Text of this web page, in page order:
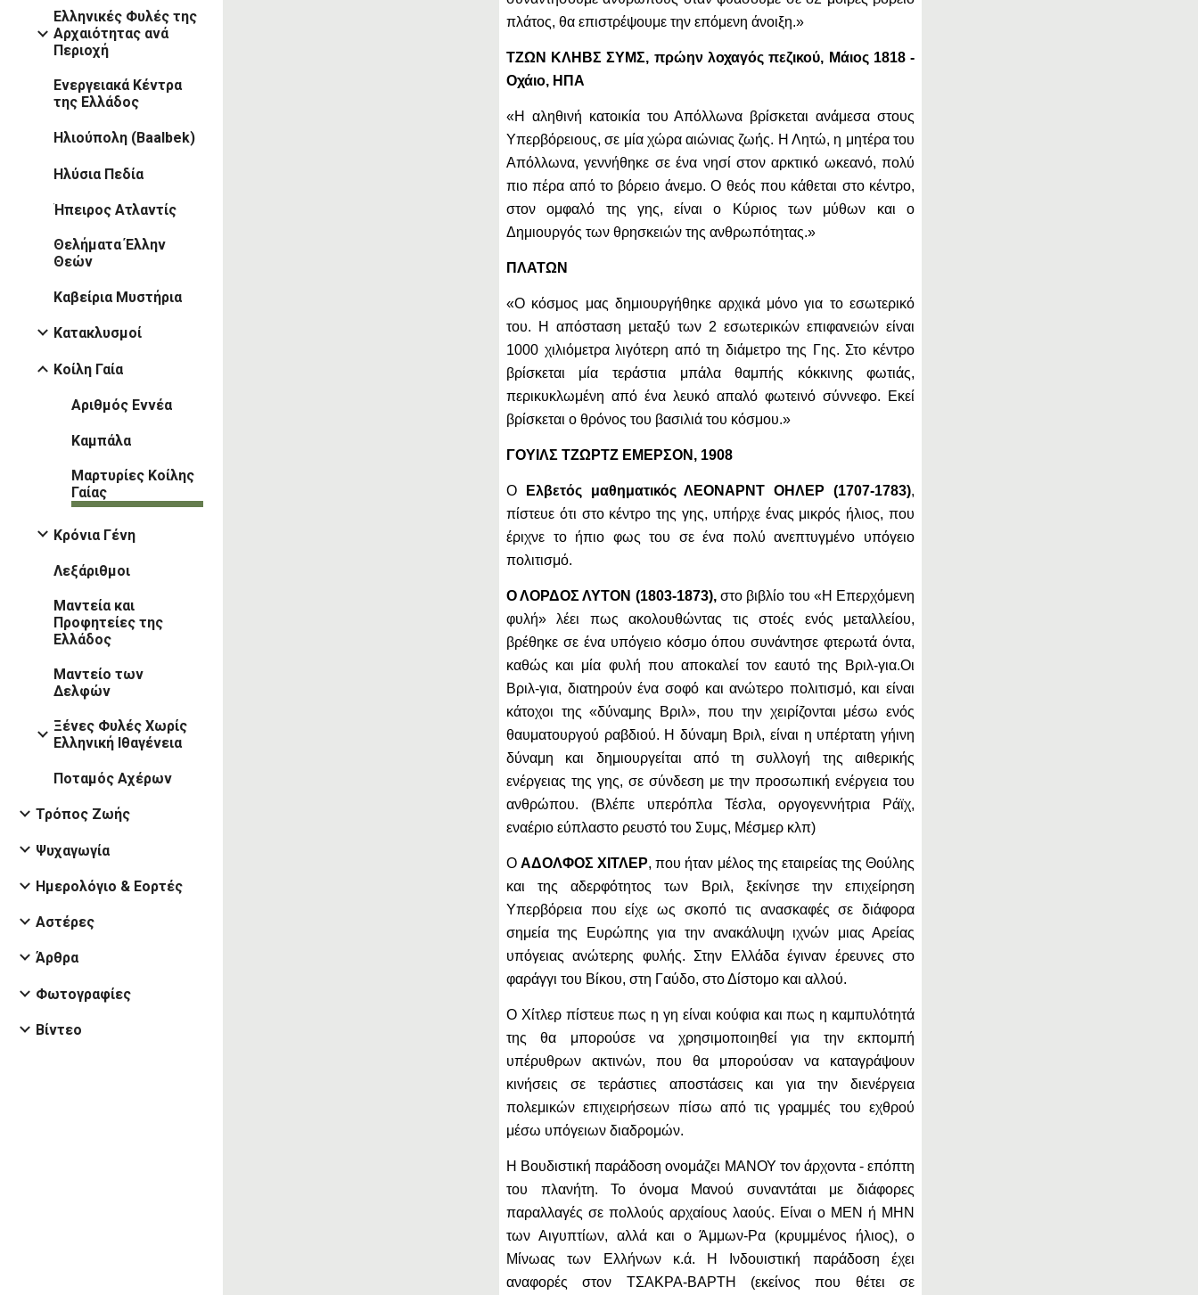
Ελληνικές Φυλές της
Αρχαιότητας ανά
Περιοχή
Ενεργειακά Κέντρα
της Ελλάδος
Ηλιούπολη (Baalbek)
Ηλύσια Πεδία
Ήπειρος Ατλαντίς
Θελήματα Έλλην
Θεών
Καβείρια Μυστήρια
Κατακλυσμοί
Κοίλη Γαία
Αριθμός Εννέα
Καμπάλα
Μαρτυρίες Κοίλης
Γαίας
Κρόνια Γένη
Λεξάριθμοι
Μαντεία και
Προφητείες της
Ελλάδος
Μαντείο των
Δελφών
Ξένες Φυλές Χωρίς
Ελληνική Ιθαγένεια
Ποταμός Αχέρων
Τρόπος Ζωής
Ψυχαγωγία
Ημερολόγιο & Εορτές
Αστέρες
Άρθρα
Φωτογραφίες
Βίντεο
πλάτος, θα επιστρέψουμε την επόμενη άνοιξη.»
ΤΖΩΝ ΚΛΗΒΣ ΣΥΜΣ, πρώην λοχαγός πεζικού, Μάιος 1818 -
Οχάιο, ΗΠΑ
«Η αληθινή κατοικία του Απόλλωνα βρίσκεται ανάμεσα στους
Υπερβόρειους, σε μία χώρα αιώνιας ζωής. Η Λητώ, η μητέρα του
Απόλλωνα, γεννήθηκε σε ένα νησί στον αρκτικό ωκεανό, πολύ
πιο πέρα από το βόρειο άνεμο. O θεός που κάθεται στο κέντρο,
στον ομφαλό της γης, είναι ο Κύριος των μύθων και ο
Δημιουργός των θρησκειών της ανθρωπότητας.»
ΠΛΑΤΩΝ
«Ο κόσμος μας δημιουργήθηκε αρχικά μόνο για το εσωτερικό
του. Η απόσταση μεταξύ των 2 εσωτερικών επιφανειών είναι
1000 χιλιόμετρα λιγότερη από τη διάμετρο της Γης. Στο κέντρο
βρίσκεται μία τεράστια μπάλα θαμπής κόκκινης φωτιάς,
περικυκλωμένη από ένα λευκό απαλό φωτεινό σύννεφο. Εκεί
βρίσκεται ο θρόνος του βασιλιά του κόσμου.»
ΓΟΥΙΛΣ ΤΖΩΡΤΖ ΕΜΕΡΣΟΝ, 1908
Ο Ελβετός μαθηματικός ΛΕΟΝΑΡΝΤ ΟΗΛΕΡ (1707-1783),
πίστευε ότι στο κέντρο της γης, υπήρχε ένας μικρός ήλιος, που
έριχνε το ήπιο φως του σε ένα πολύ ανεπτυγμένο υπόγειο
πολιτισμό.
Ο ΛΟΡΔΟΣ ΛΥΤΟΝ (1803-1873),στο βιβλίο του «Η Επερχόμενη
φυλή» λέει πως ακολουθώντας τις στοές ενός μεταλλείου,
βρέθηκε σε ένα υπόγειο κόσμο όπου συνάντησε φτερωτά όντα,
καθώς και μία φυλή που αποκαλεί τον εαυτό της Βριλ-για.Οι
Βριλ-για, διατηρούν ένα σοφό και ανώτερο πολιτισμό, και είναι
κάτοχοι της «δύναμης Βριλ», που την χειρίζονται μέσω ενός
θαυματουργού ραβδιού. Η δύναμη Βριλ, είναι η υπέρτατη γήινη
δύναμη και δημιουργείται από τη συλλογή της αιθερικής
ενέργειας της γης, σε σύνδεση με την προσωπική ενέργεια του
ανθρώπου. (Βλέπε υπερόπλα Τέσλα, οργογεννήτρια Ράϊχ,
εναέριο εύπλαστο ρευστό του Συμς, Μέσμερ κλπ)
ΟΑΔΟΛΦΟΣ ΧΙΤΛΕΡ, που ήταν μέλος της εταιρείας της Θούλης
και της αδερφότητος των Βριλ, ξεκίνησε την επιχείρηση
Υπερβόρεια που είχε ως σκοπό τις ανασκαφές σε διάφορα
σημεία της Ευρώπης για την ανακάλυψη ιχνών μιας Αρείας
υπόγειας ανώτερης φυλής. Στην Ελλάδα έγιναν έρευνες στο
φαράγγι του Βίκου, στη Γαύδο, στο Δίστομο και αλλού.
Ο Χίτλερ πίστευε πως η γη είναι κούφια και πως η καμπυλότητά
της θα μπορούσε να χρησιμοποιηθεί για την εκπομπή
υπέρυθρων ακτινών, που θα μπορούσαν να καταγράψουν
κινήσεις σε τεράστιες αποστάσεις και για την διενέργεια
πολεμικών επιχειρήσεων πίσω από τις γραμμές του εχθρού
μέσω υπόγειων διαδρομών.
Η Βουδιστική παράδοση ονομάζει ΜΑΝΟΥ τον άρχοντα - επόπτη
του πλανήτη. Το όνομα Μανού συναντάται με διάφορες
παραλλαγές σε πολλούς αρχαίους λαούς. Είναι ο ΜΕΝ ή ΜΗΝ
των Αιγυπτίων, αλλά και ο Άμμων-Ρα (κρυμμένος ήλιος), ο
Μίνωας των Ελλήνων κ.ά. Η Ινδουιστική παράδοση έχει
αναφορές στον ΤΣΑΚΡΑ-ΒΑΡΤΗ (εκείνος που θέτει σε